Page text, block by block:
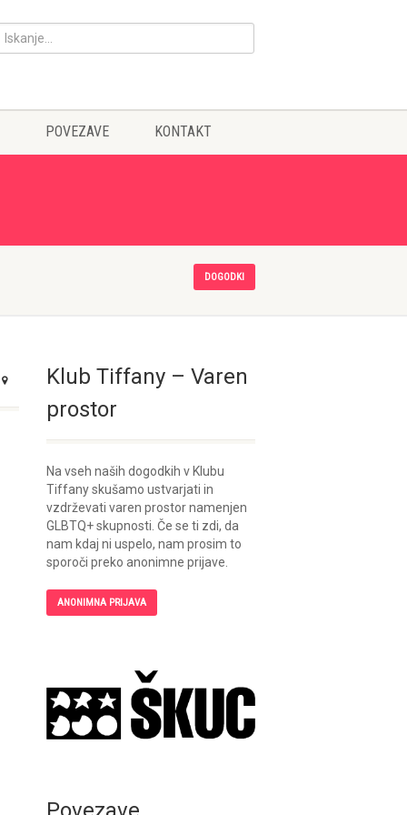
POVEZAVE KONTAKT
DOGODKI
Klub Tiffany – Varen
prostor
Na vseh naših dogodkih v Klubu
Tiffany skušamo ustvarjati in
vzdrževati varen prostor namenjen
GLBTQ+ skupnosti. Če se ti zdi, da
nam kdaj ni uspelo, nam prosim to
sporoči preko anonimne prijave.
ANONIMNA PRIJAVA